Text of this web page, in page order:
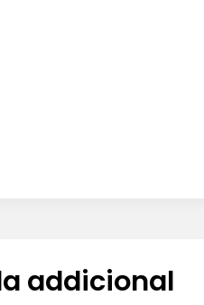
addicional